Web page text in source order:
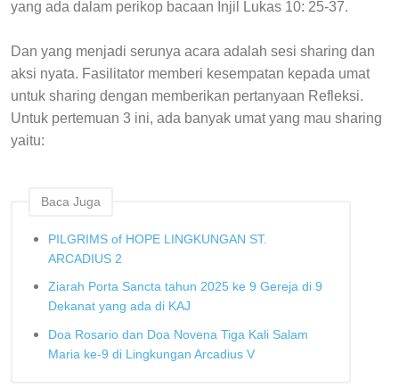
yang ada dalam perikop bacaan Injil Lukas 10: 25-37.
Dan yang menjadi serunya acara adalah sesi sharing dan
aksi nyata. Fasilitator memberi kesempatan kepada umat
untuk sharing dengan memberikan pertanyaan Refleksi.
Untuk pertemuan 3 ini, ada banyak umat yang mau sharing
yaitu:
Baca Juga
PILGRIMS of HOPE LINGKUNGAN ST.
ARCADIUS 2
Ziarah Porta Sancta tahun 2025 ke 9 Gereja di 9
Dekanat yang ada di KAJ
Doa Rosario dan Doa Novena Tiga Kali Salam
Maria ke-9 di Lingkungan Arcadius V